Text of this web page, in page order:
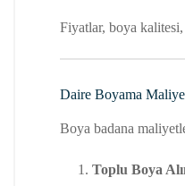
Fiyatlar, boya
Daire Boyama
Boya badana
Toplu Boya